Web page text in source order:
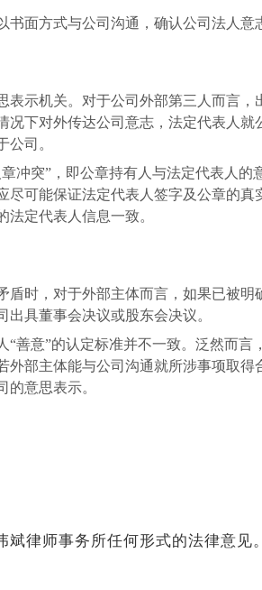
面方式与公司沟通，确认公司法人意
表示机关。对于公司外部第三人而言
况下对外传达公司意志，法定代表人
公司。
冲突”，即公章持有人与法定代表人
尽可能保证法定代表人签字及公章的
定代表人信息一致。
盾时，对于外部主体而言，如果已被
具董事会决议或股东会决议。
“善意”的认定标准并不一致。泛然而
外部主体能与公司沟通就所涉事项取
意思表示。
律师事务所任何形式的法律意见